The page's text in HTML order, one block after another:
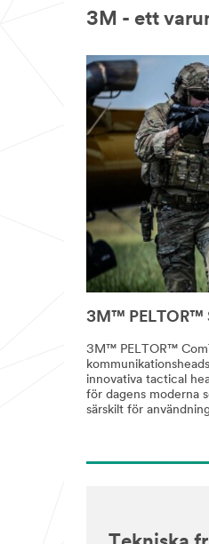
3M - ett
3M™ PELTOR™
3M™ PELTOR™
innovativa tactical
för dagens moderna
särskilt för